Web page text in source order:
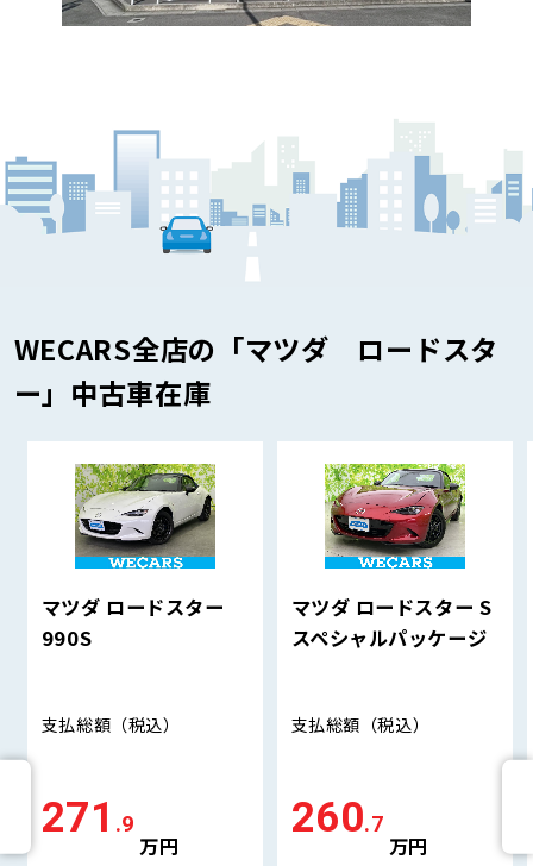
WECARS全店の「マツダ ロードスタ
ー」中古車在庫
マツダ ロードスター
990S
支払総額 （税込）
271 .9
万円
マツダ ロードスター S
スペシャルパッケージ
支払総額 （税込）
260.7
万円